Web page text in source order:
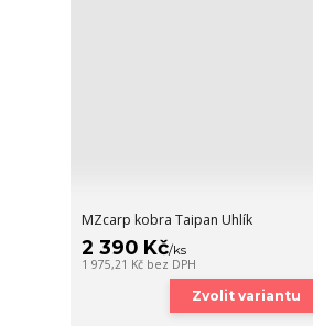
MZcarp kobra Taipan Uhlík
2 390 Kč/ks
1 975,21 Kč bez DPH
Zvolit variantu